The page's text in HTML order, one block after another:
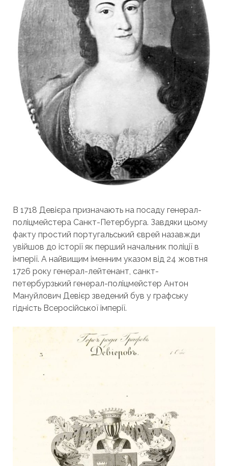
В 1718 Девієра призначають на посаду генерал-
поліцмейстера Санкт-Петербурга. Завдяки цьому
факту простий португальський єврей назавжди
увійшов до історії як перший начальник поліції в
імперії. А найвищим іменним указом від 24 жовтня
1726 року генерал-лейтенант, санкт-
петербурзький генерал-поліцмейстер Антон
Мануйлович Девієр зведений був у графську
гідність Всеросійської імперії.